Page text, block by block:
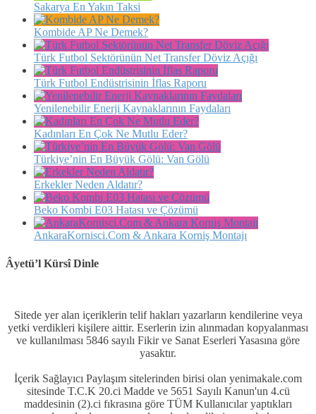
Sakarya En Yakın Taksi
Kombide AP Ne Demek?
Türk Futbol Sektörünün Net Transfer Döviz Açığı
Türk Futbol Endüstrisinin İflas Raporu
Yenilenebilir Enerji Kaynaklarının Faydaları
Kadınları En Çok Ne Mutlu Eder?
Türkiye’nin En Büyük Gölü: Van Gölü
Erkekler Neden Aldatır?
Beko Kombi E03 Hatası ve Çözümü
AnkaraKornisci.Com & Ankara Korniş Montajı
Âyetü’l Kürsî Dinle
Sitede yer alan içeriklerin telif hakları yazarların kendilerine veya
yetki verdikleri kişilere aittir. Eserlerin izin alınmadan kopyalanması
ve kullanılması 5846 sayılı Fikir ve Sanat Eserleri Yasasına göre
yasaktır.
İçerik Sağlayıcı Paylaşım sitelerinden birisi olan yenimakale.com
sitesinde T.C.K 20.ci Madde ve 5651 Sayılı Kanun'un 4.cü
maddesinin (2).ci fıkrasına göre TÜM Kullanıcılar yaptıkları